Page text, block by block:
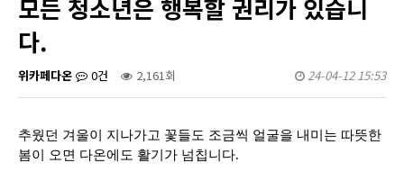
모든 청소년은 행복할 권리가 있습니
다.
위카페다온 0건 2,161회 24-04-12 15:53
추웠던 겨울이 지나가고 꽃들도 조금씩 얼굴을 내미는 따뜻한
봄이 오면 다온에도 활기가 넘칩니다.